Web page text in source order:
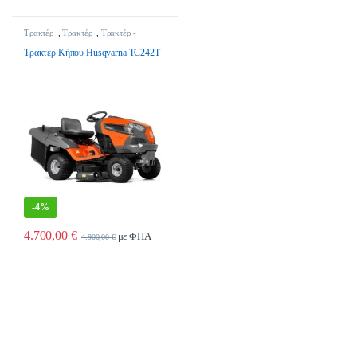
Τρακτέρ ,Τρακτέρ
Τρακτέρ -
Τρακτέρ Κήπου Husqvarna TC242T
-4%
4.700,00 € 4.900,00€με ΦΠΑ